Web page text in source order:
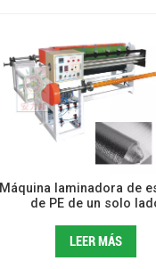
Máquina laminadora de
de PE de un solo
LEER MÁS